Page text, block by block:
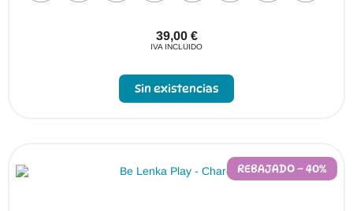
39,00 €
IVA INCLUIDO
Sin existencias
REBAJADO – 40%